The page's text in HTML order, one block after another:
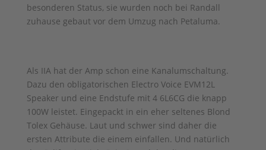
besonderen Status, sie wurden noch bei Randall
zuhause gebaut vor dem Umzug nach Petaluma.
Als IIA hat der Amp schon eine Kanalumschaltung.
Dazu den obligatorischen Electro Voice EVM12L
Speaker und eine Endstufe mit 4 6L6CG die knapp
100W leistet. Eingepackt in ein eher seltenes Blond
Tolex Gehäuse. Laut und schwer sind daher die
ersten Attribute die einem einfallen. Und natürlich